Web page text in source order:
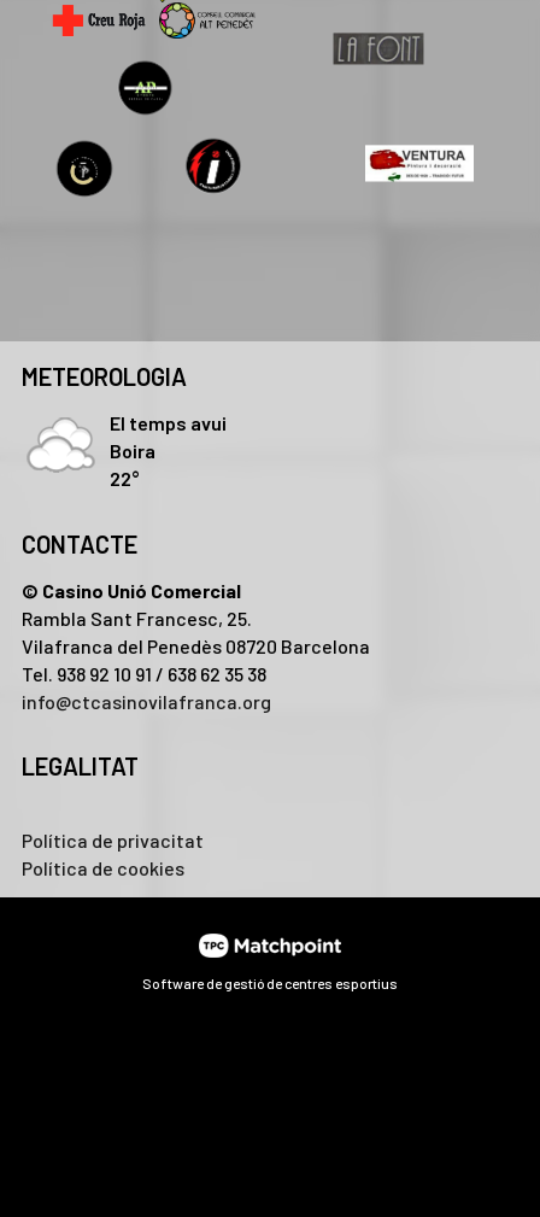
METEOROLOGIA
El temps avui
Boira
22°
CONTACTE
© Casino Unió Comercial
Rambla Sant Francesc, 25.
Vilafranca del Penedès 08720 Barcelona
Tel. 938 92 10 91 / 638 62 35 38
info@ctcasinovilafranca.org
LEGALITAT
Política de privacitat
Política de cookies
Software de gestió de centres esportius